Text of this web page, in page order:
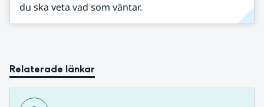
du ska veta vad som väntar.
Relaterade länkar